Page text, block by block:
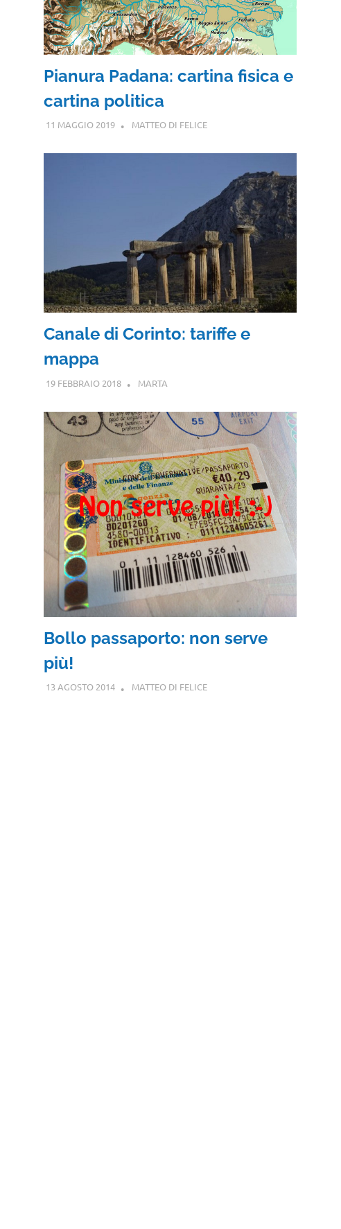
Pianura Padana: cartina fisica e
cartina politica
11 MAGGIO 2019 MATTEO DI FELICE
Canale di Corinto: tariffe e
mappa
19 FEBBRAIO 2018 MARTA
Bollo passaporto: non serve
più!
13 AGOSTO 2014 MATTEO DI FELICE